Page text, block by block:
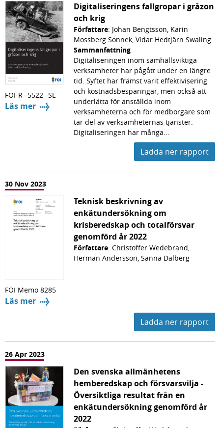
FOI-R--5522--SE
Läs mer
Digitaliseringens fallgropar i gråzon
och krig
Författare: Johan Bengtsson, Karin
Mossberg Sonnek, Vidar Hedtjärn Swaling
Sammanfattning
Digitaliseringen inom samhällsviktiga
verksamheter har pågått under en längre
tid. Syftet har främst varit effektivisering
och kostnadsbesparingar, men också att
underlätta för anställda inom
verksamheterna och för medborgare som
tar del av verksamheternas tjänster.
Digitaliseringen har många...
Ladda ner rapport
30 Nov 2023
FOI Memo 8285
Läs mer
Teknisk beskrivning av
enkätundersökning om
krisberedskap och totalförsvar
genomförd år 2022
Författare: Christoffer Wedebrand,
Herman Andersson, Sanna Dalberg
Ladda ner rapport
26 Apr 2023
Den svenska allmänhetens
hemberedskap och försvarsvilja -
Översiktliga resultat från en
enkätundersökning genomförd år
2022